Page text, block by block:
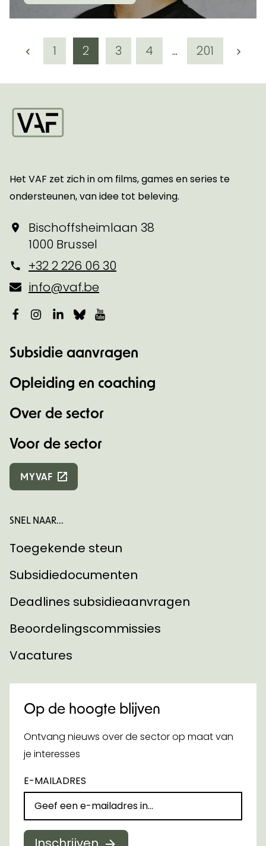
Vorige pagina
pagina
1 pagina
2 pagina
3 pagina
4 toon meer
... totaal
201
Het VAF zet zich in om films, games en series te
ondersteunen, van idee tot beleving.
Bischoffsheimlaan 38
1000 Brussel
+32 2 226 06 30
info@vaf.be
Facebook
Instagram
LinkedIn
Bluesky
Subsidie aanvragen
Opleiding en coaching
Over de sector
Voor de sector
MYVAF
SNEL NAAR...
Toegekende steun
Subsidiedocumenten
Deadlines subsidieaanvragen
Beoordelingscommissies
Vacatures
Op de hoogte blijven
Ontvang nieuws over de sector op maat van
je interesses
E-MAILADRES